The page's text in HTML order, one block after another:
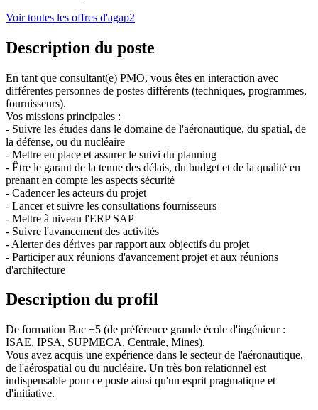
Voir toutes les offres d'agap2
Description du poste
En tant que consultant(e) PMO, vous êtes en interaction avec
différentes personnes de postes différents (techniques, programmes,
fournisseurs).
Vos missions principales :
- Suivre les études dans le domaine de l'aéronautique, du spatial, de
la défense, ou du nucléaire
- Mettre en place et assurer le suivi du planning
- Être le garant de la tenue des délais, du budget et de la qualité en
prenant en compte les aspects sécurité
- Cadencer les acteurs du projet
- Lancer et suivre les consultations fournisseurs
- Mettre à niveau l'ERP SAP
- Suivre l'avancement des activités
- Alerter des dérives par rapport aux objectifs du projet
- Participer aux réunions d'avancement projet et aux réunions
d'architecture
Description du profil
De formation Bac +5 (de préférence grande école d'ingénieur :
ISAE, IPSA, SUPMECA, Centrale, Mines).
Vous avez acquis une expérience dans le secteur de l'aéronautique,
de l'aérospatial ou du nucléaire. Un très bon relationnel est
indispensable pour ce poste ainsi qu'un esprit pragmatique et
d'initiative.